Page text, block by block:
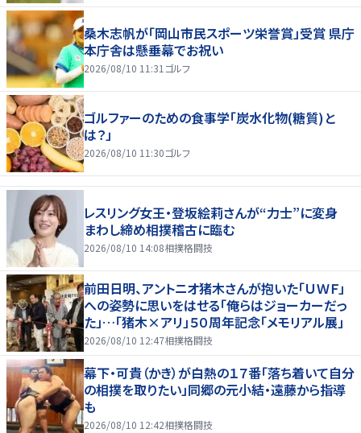
桑木志帆が「岡山市民スポーツ栄誉賞」受賞 県庁
本庁舎は懸垂幕でお祝い
2026/08/10 11:31 ゴルフ
ゴルファーのための食事学「炭水化物(糖質)と
は？」
2026/08/10 11:30ゴルフ
レスリング女王・登坂絵莉さんが“力士”に変身
まわし締め相撲稽古に臨む
2026/08/10 14:08相撲格闘技
前田日明、アントニオ猪木さんが抱いた「ＵＷＦ」
への姿勢に思いをはせる「俺らはジョーカーだっ
た」…「猪木×アリ」５０周年記念「メモリアル展」
2026/08/10 12:47相撲格闘技
幕下・可貴（かき）が白熱の１７番「落ち着いて自分
の相撲を取りたい」同郷の元小結・遠藤から指導
も
2026/08/10 12:42相撲格闘技